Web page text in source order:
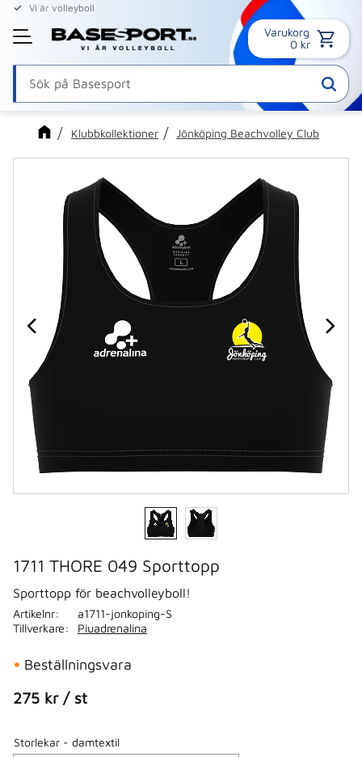
Meny
Vi är volleyboll
Varukorg
0 kr
Klubbkollektioner Jönköping Beachvolley Club
1711 THORE 049 Sporttopp
Sporttopp för beachvolleyboll!
275 kr / st
Storlekar - damtextil
Beställningsvara
Artikelnr
a1711-jonkoping-S
Tillverkare
Piuadrenalina